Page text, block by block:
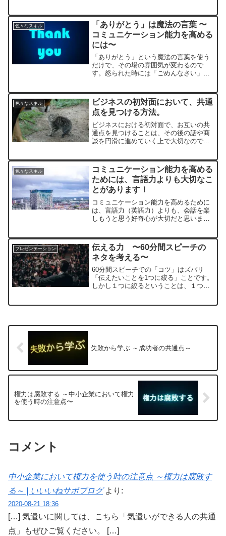
つのヒントになればと思い・・・
色々なスキル
「ありがとう」は魔法の言葉 〜
コミュニケーション能力を高める
には〜
「ありがとう」という魔法の言葉を使う
だけで、その場の雰囲気が変わるので
す。怒られた時には「ごめんなさい」
いてありがとうございます」を添えるよ
うにするときっと和やかな雰囲気に変わ
ります。
色々なスキル
ビジネスの初対面において、共通
点を見つける方法。
ビジネスにおける初対面で、お互いの共
通点を見つけることは、その後の話や商
談を円滑に進めていく上で大切なのです
ることで、行動に繋がることがありま
す。その具体策として大切なキーワード
は「問いかけ」です。
色々なスキル
コミュニケーション能力を高める
ためには、言語力よりも大切なこ
とがあります！
コミュニケーション能力を高めるために
は、言語力（英語力）よりも、会話を楽
しもうと思う好奇心が大切だと思いまし
力）よりも、共通の話題が大切だと思い
ました。
プレゼンテーション
伝える力 〜60分間スピーチの
ネタを考える〜
60分間スピーチでの「コツ」はズバリ
「伝えたいことを1つに絞る」ことです。
しかし１つに絞るということは、１つし
失敗から学ぶ ～成功者の共通点～
権力は腐敗する ～中小企業において権力
を使う時の注意点〜
コメント
中小企業において権力を使う時の注意点 ～権力は腐敗す
る～ | いいいねサポブログ より:
2020-08-21 18:36
[…] 気遣いに関しては、こちら「気遣いができる人の共通
点」もぜひご覧ください。 […]